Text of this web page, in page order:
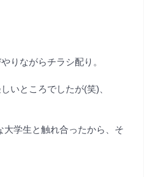
りながらチラシ配り。
いところでしたが(笑)、
学生と触れ合ったから、そ